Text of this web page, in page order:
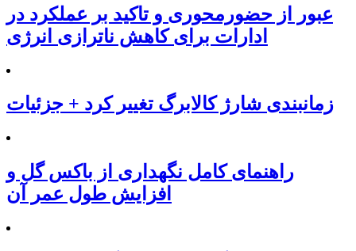
عبور از حضورمحوری و تاکید بر عملکرد در
ادارات برای کاهش ناترازی انرژی
زمانبندی شارژ کالابرگ تغییر کرد + جزئیات
راهنمای کامل نگهداری از باکس گل و
افزایش طول عمر آن